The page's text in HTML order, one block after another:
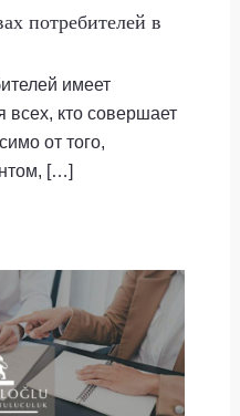
потребителей в
имеет
кто совершает
от того,
[…]